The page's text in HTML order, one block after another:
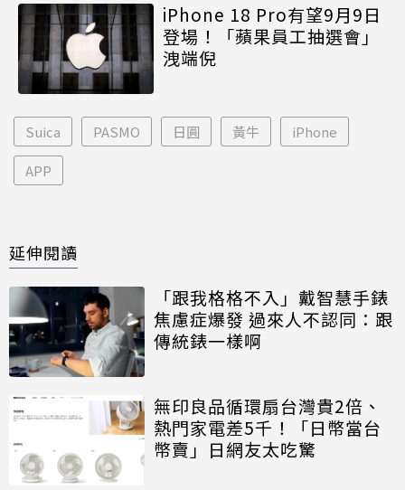
iPhone 18 Pro有望9月9日
登場！「蘋果員工抽選會」
洩端倪
Suica PASMO 日圓 黃牛 iPhone
APP
延伸閱讀
「跟我格格不入」戴智慧手錶
焦慮症爆發 過來人不認同：跟
傳統錶一樣啊
無印良品循環扇台灣貴2倍、
熱門家電差5千！「日幣當台
幣賣」日網友太吃驚